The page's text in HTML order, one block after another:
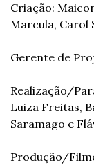
Criação:
Marcula, Carol
Gerente de
Realização/
Luiza Freitas,
Saramago e
Produção/